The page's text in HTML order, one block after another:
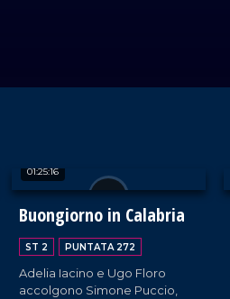
01:25:16
Buongiorno in Calabria
ST 2 PUNTATA 272
Adelia Iacino e Ugo Floro
accolgono Simone Puccio,